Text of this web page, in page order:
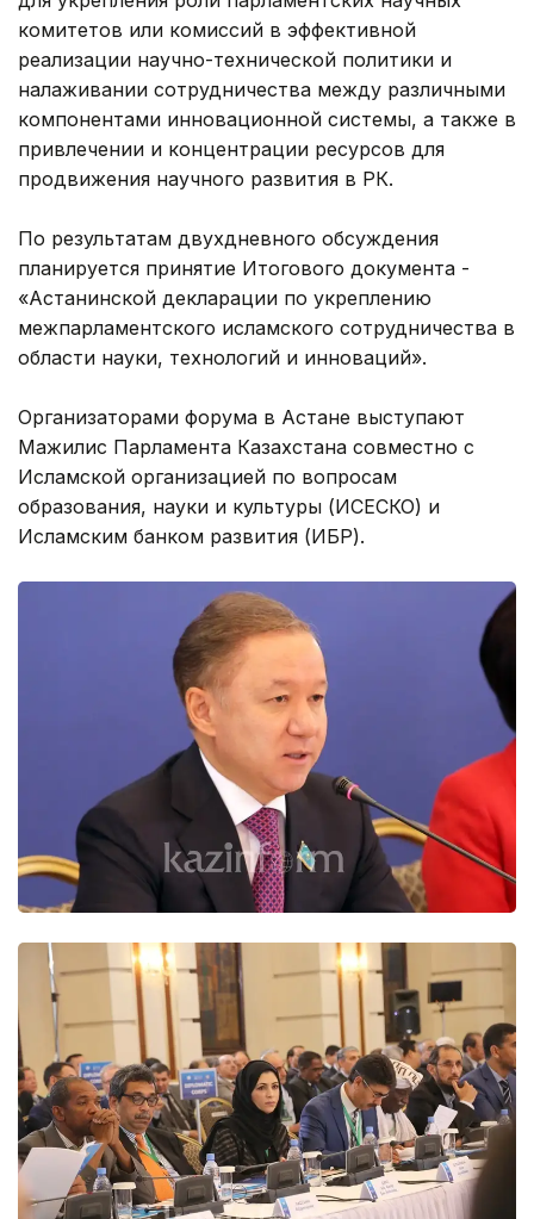
комитетов или комиссий в эффективной
реализации научно-технической политики и
налаживании сотрудничества между различными
компонентами инновационной системы, а также в
привлечении и концентрации ресурсов для
продвижения научного развития в РК.
По результатам двухдневного обсуждения
планируется принятие Итогового документа -
«Астанинской декларации по укреплению
межпарламентского исламского сотрудничества в
области науки, технологий и инноваций».
Организаторами форума в Астане выступают
Мажилис Парламента Казахстана совместно с
Исламской организацией по вопросам
образования, науки и культуры (ИСЕСКО) и
Исламским банком развития (ИБР).